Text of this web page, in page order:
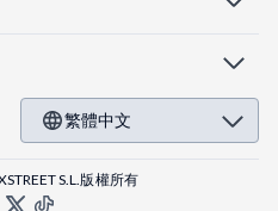
繁體中文
S.L.版權所有